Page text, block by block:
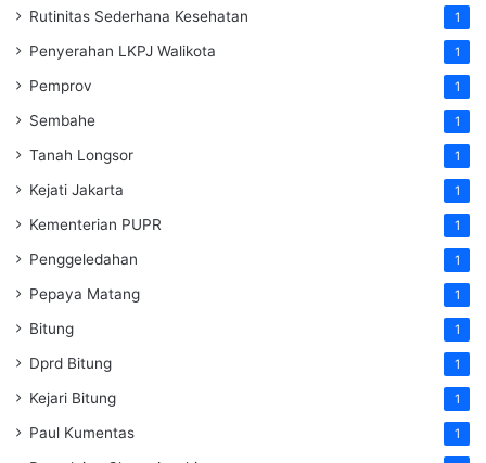
Rutinitas Sederhana Kesehatan 1
Penyerahan LKPJ Walikota 1
Pemprov 1
Sembahe 1
Tanah Longsor 1
Kejati Jakarta 1
Kementerian PUPR 1
Penggeledahan 1
Pepaya Matang 1
Bitung 1
Dprd Bitung 1
Kejari Bitung 1
Paul Kumentas 1